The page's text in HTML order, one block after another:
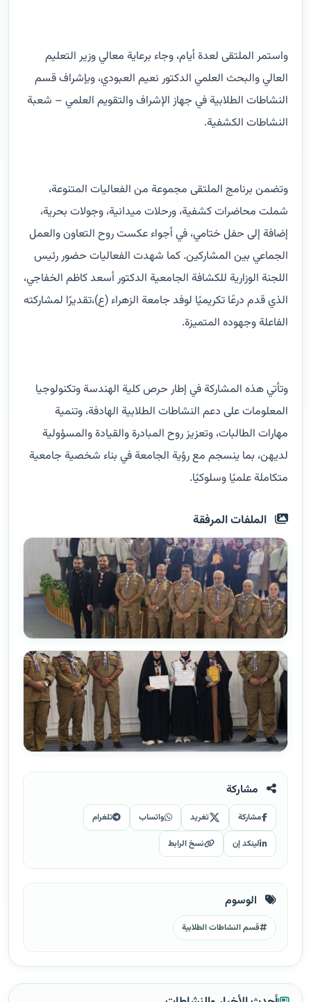
واستمر الملتقى لعدة أيام، وجاء برعاية معالي وزير التعليم
العالي والبحث العلمي الدكتور نعيم العبودي، وبإشراف قسم
النشاطات الطلابية في جهاز الإشراف والتقويم العلمي – شعبة
النشاطات الكشفية.
وتضمن برنامج الملتقى مجموعة من الفعاليات المتنوعة،
شملت محاضرات كشفية، ورحلات ميدانية، وجولات بحرية،
إضافة إلى حفل ختامي، في أجواء عكست روح التعاون والعمل
الجماعي بين المشاركين. كما شهدت الفعاليات حضور رئيس
اللجنة الوزارية للكشافة الجامعية الدكتور أسعد كاظم الخفاجي،
الذي قدم درعًا تكريميًا لوفد جامعة الزهراء (ع)،تقديرًا لمشاركته
الفاعلة وجهوده المتميزة.
وتأتي هذه المشاركة في إطار حرص كلية الهندسة وتكنولوجيا
المعلومات على دعم النشاطات الطلابية الهادفة، وتنمية
مهارات الطالبات، وتعزيز روح المبادرة والقيادة والمسؤولية
لديهن، بما ينسجم مع رؤية الجامعة في بناء شخصية جامعية
متكاملة علميًا وسلوكيًا.
الملفات المرفقة
مشاركة
مشاركة تغريد واتساب تلغرام
لينكد إن نسخ الرابط
الوسوم
قسم النشاطات الطلابية